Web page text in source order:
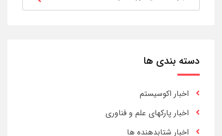
دسته بندی ها
اخبار اکوسیستم
اخبار پارکهای علم و فناوری
اخبار شتابدهنده ها